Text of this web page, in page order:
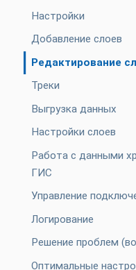
Настройки
Добавление слоев
Редактирование
Треки
Выгрузка данных
Настройки слоев
Работа с данными
ГИС
Управление
Логирование
Решение проблем
Оптимальные